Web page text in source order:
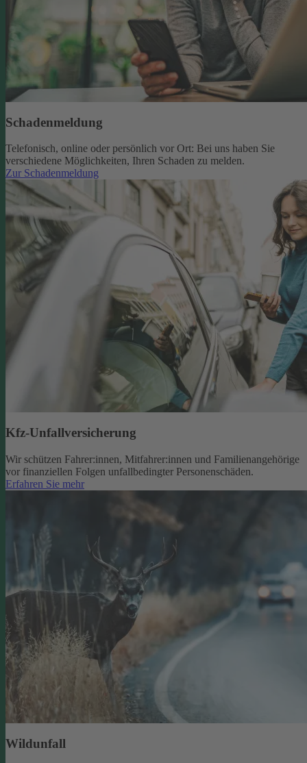
Schadenmeldung
Telefonisch, online oder persönlich vor Ort: Bei uns haben Sie
verschiedene Möglichkeiten, Ihren Schaden zu melden.
Zur Schadenmeldung
Kfz-Unfallversicherung
Wir schützen Fahrer:innen, Mitfahrer:innen und Familienangehörige
vor finanziellen Folgen unfallbedingter Personenschäden.
Erfahren Sie mehr
Wildunfall